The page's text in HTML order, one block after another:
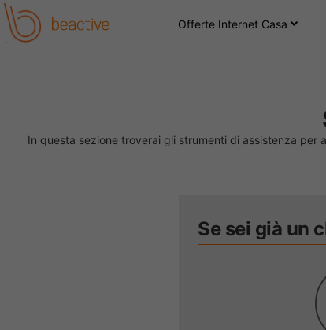
Offerte Internet Casa
In questa sezione troverai gli strumenti di assistenza
Se sei già un